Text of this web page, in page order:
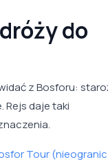
do
z Bosforu:
Rejs daje taki
Tour